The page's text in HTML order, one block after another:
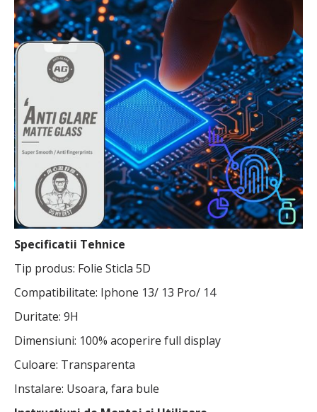
Specificatii Tehnice
Tip produs: Folie Sticla 5D
Compatibilitate: Iphone 13/ 13 Pro/ 14
Duritate: 9H
Dimensiuni: 100% acoperire full display
Culoare: Transparenta
Instalare: Usoara, fara bule